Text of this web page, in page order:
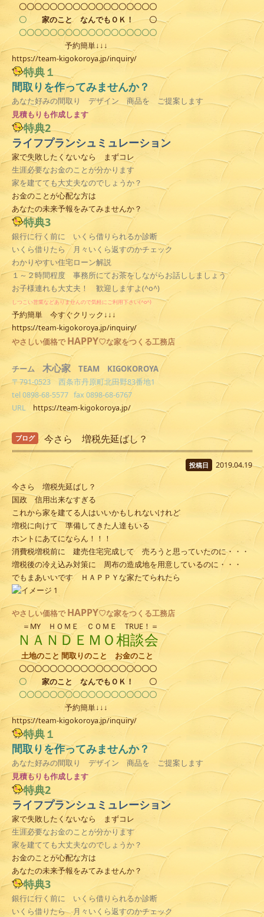
〇〇〇〇〇〇〇〇〇〇〇〇〇〇〇〇〇〇
〇家のことなんでもＯＫ！〇
〇〇〇〇〇〇〇〇〇〇〇〇〇〇〇〇〇〇
予約簡単↓↓↓
https://team-kigokoroya.jp/inquiry/
特典１
間取りを作ってみませんか？
あなた好みの間取り デザイン 商品を ご提案します
見積もりも作成します
特典2
ライフプランシュミュレーション
家で失敗したくないなら まずコレ
生涯必要なお金のことが分かります
家を建てても大丈夫なのでしょうか？
お金のことが心配な方は
あなたの未来予報をみてみませんか？
特典3
銀行に行く前に いくら借りられるか診断
いくら借りたら 月々いくら返すのかチェック
わかりやすい住宅ローン解説
１～２時間程度 事務所にてお茶をしながらお話ししましょう
お子様連れも大丈夫！ 歓迎しますよ(^o^)
しつこい営業などありませんので気軽にご利用下さい(^o^)
予約簡単 今すぐクリック↓↓↓
https://team-kigokoroya.jp/inquiry/
やさしい価格でHAPPY♡な家をつくる工務店
チーム 木心家 TEAM KIGOKOROYA
〒791-0523 西条市丹原町北田野83番地1
tel 0898-68-5577 fax 0898-68-6767
URL https://team-kigokoroya.jp/
ブログ 今さら 増税先延ばし？
投稿日 2019.04.19
今さら 増税先延ばし？
国政 信用出来なすぎる
これから家を建てる人はいいかもしれないけれど
増税に向けて 準備してきた人達もいる
ホントにあてにならん！！！
消費税増税前に 建売住宅完成して 売ろうと思っていたのに・・・
増税後の冷え込み対策に 周布の造成地を用意しているのに・・・
でもまあいいです ＨＡＰＰＹな家たてられたら
やさしい価格でHAPPY♡な家をつくる工務店
＝MY ＨＯＭＥ ＣＯＭＥ TRUE！＝
ＮＡＮＤＥＭＯ相談会
土地のこと 間取りのこと お金のこと
〇〇〇〇〇〇〇〇〇〇〇〇〇〇〇〇〇〇
〇 家のこと なんでもＯＫ！
〇
〇〇〇〇〇〇〇〇〇〇〇〇〇〇〇〇〇〇
予約簡単↓↓↓
https://team-kigokoroya.jp/inquiry/
特典１
間取りを作ってみませんか？
あなた好みの間取り デザイン 商品を ご提案します
見積もりも作成します
特典2
ライフプランシュミュレーション
家で失敗したくないなら まずコレ
生涯必要なお金のことが分かります
家を建てても大丈夫なのでしょうか？
お金のことが心配な方は
あなたの未来予報をみてみませんか？
特典3
銀行に行く前に いくら借りられるか診断
いくら借りたら 月々いくら返すのかチェック